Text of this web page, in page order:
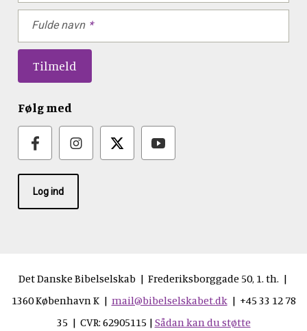
Fulde navn
Følg med
Log ind
Det Danske Bibelselskab | Frederiksborggade 50, 1. th. |
1360 København K | mail@bibelselskabet.dk| +45 33 12 78
35 | CVR: 62905115 | Sådan kan du støtte